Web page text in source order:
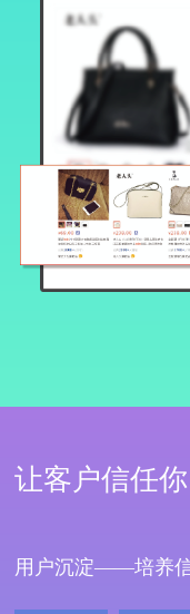
让客户信任你
用户沉淀——培养